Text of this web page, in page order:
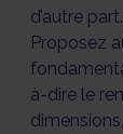
d’autre part.
Proposez
à-dire le